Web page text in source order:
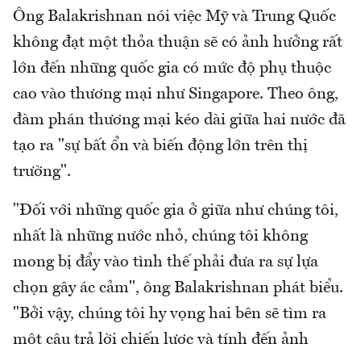
Ông Balakrishnan nói việc Mỹ và Trung Quốc
không đạt một thỏa thuận sẽ có ảnh hưởng rất
lớn đến những quốc gia có mức độ phụ thuộc
cao vào thương mại như Singapore. Theo ông,
đàm phán thương mại kéo dài giữa hai nước đã
tạo ra "sự bất ổn và biến động lớn trên thị
trường".
"Đối với những quốc gia ở giữa như chúng tôi,
nhất là những nước nhỏ, chúng tôi không
mong bị đẩy vào tình thế phải đưa ra sự lựa
chọn gây ác cảm", ông Balakrishnan phát biểu.
"Bởi vậy, chúng tôi hy vọng hai bên sẽ tìm ra
một câu trả lời chiến lược và tính đến ảnh